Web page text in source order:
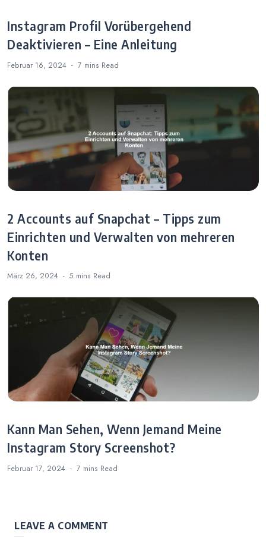
Instagram Profil Vorübergehend
Deaktivieren – Eine Anleitung
Februar 16, 2024 7 mins Read
2 Accounts auf Snapchat – Tipps zum
Einrichten und Verwalten von mehreren
Konten
März 26, 2024 5 mins Read
Kann Man Sehen, Wenn Jemand Meine
Instagram Story Screenshot?
Februar 17, 2024 7 mins Read
LEAVE A COMMENT